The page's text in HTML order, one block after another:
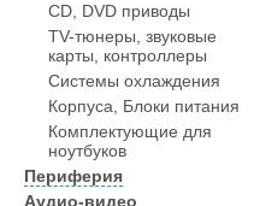
CD, DVD приводы
TV-тюнеры, звуковые
карты, контроллеры
Системы охлаждения
Корпуса, Блоки питания
Комплектующие для
ноутбуков
Периферия
Аудио-видео